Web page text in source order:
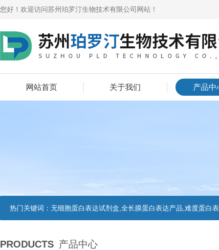
您好！欢迎访问苏州珀罗汀生物技术有限公司网站！
网站首页 关于我们 产品中
热门关键词： 无细胞蛋白表达试剂盒,全长膜蛋白表达产品,难度蛋白
PRODUCTS 产品中心